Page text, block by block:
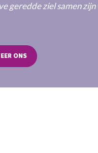
geredde ziel samen zijn
ONS